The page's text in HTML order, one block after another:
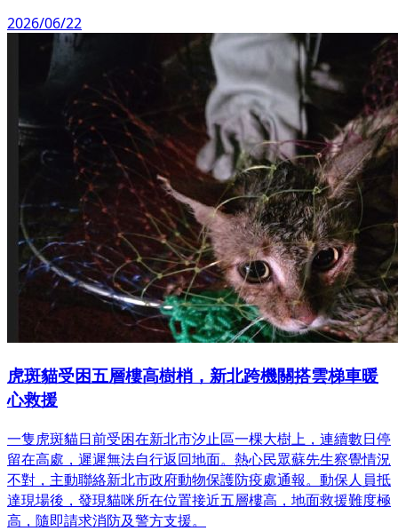
2026/06/22
虎斑貓受困五層樓高樹梢，新北跨機關搭雲梯車暖
心救援
一隻虎斑貓日前受困在新北市汐止區一棵大樹上，連續數日停
留在高處，遲遲無法自行返回地面。熱心民眾蘇先生察覺情況
不對，主動聯絡新北市政府動物保護防疫處通報。動保人員抵
達現場後，發現貓咪所在位置接近五層樓高，地面救援難度極
高，隨即請求消防及警方支援。